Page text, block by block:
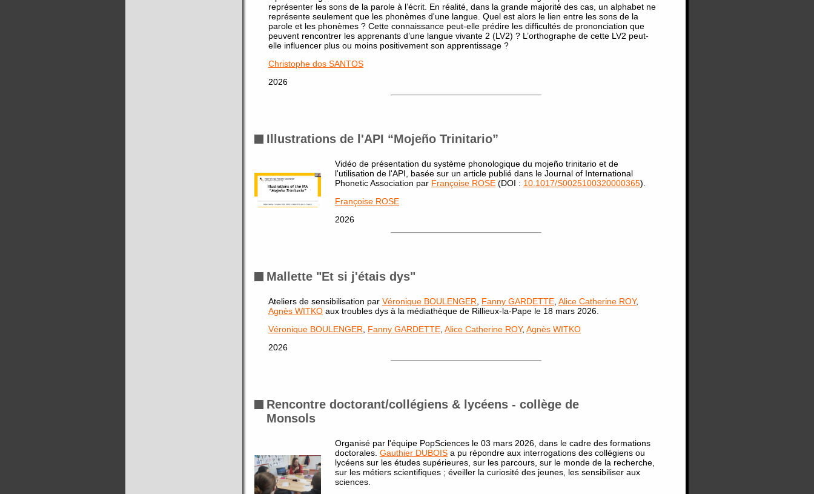
représenter les sons de la parole à l’écrit. En réalité, dans la grande majorité des cas, un alphabet ne
représente seulement que les phonèmes d'une langue. Quel est alors le lien entre les sons de la
parole et les phonèmes ? Cette connaissance peut-elle prédire les difficultés de prononciation que
peuvent rencontrer les apprenants d’une langue vivante 2 (LV2) ? L’orthographe de cette LV2 peut-
elle influencer plus ou moins positivement son apprentissage ?
Christophe dos SANTOS
2026
Illustrations de l'API “Mojeño Trinitario”
Vidéo de présentation du système phonologique du mojeño trinitario et de
l'utilisation de l'API, basée sur un article publié dans le Journal of International
Phonetic Association par Françoise ROSE (DOI : 10.1017/S0025100320000365).
Françoise ROSE
2026
Mallette "Et si j'étais dys"
Ateliers de sensibilisation par Véronique BOULENGER Fanny GARDETTE Alice Catherine ROY,
Agnès WITKO aux troubles dys à la médiathèque de Rillieux-la-Pape le 18 mars 2026.
Véronique BOULENGER
Fanny GARDETTE Alice Catherine ROY, Agnès WITKO
2026
Rencontre doctorant/collégiens & lycéens - collège de
Monsols
Organisé par l'équipe PopSciences le 03 mars 2026, dans le cadre des formations
doctorales. Gauthier DUBOIS a pu répondre aux interrogations des collégiens ou
lycéens sur les études supérieures, sur les parcours, sur le monde de la recherche,
sur les métiers scientifiques ; éveiller la curiosité des jeunes, les sensibiliser aux
sciences.